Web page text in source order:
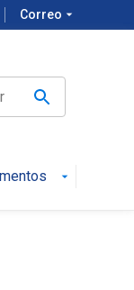
Correo arrow_drop_down